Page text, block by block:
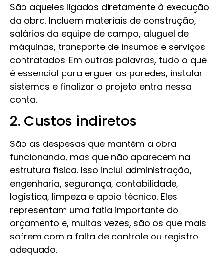
São aqueles ligados diretamente à execução
da obra. Incluem materiais de construção,
salários da equipe de campo, aluguel de
máquinas, transporte de insumos e serviços
contratados. Em outras palavras, tudo o que
é essencial para erguer as paredes, instalar
sistemas e finalizar o projeto entra nessa
conta.
2. Custos indiretos
São as despesas que mantêm a obra
funcionando, mas que não aparecem na
estrutura física. Isso inclui administração,
engenharia, segurança, contabilidade,
logística, limpeza e apoio técnico. Eles
representam uma fatia importante do
orçamento e, muitas vezes, são os que mais
sofrem com a falta de controle ou registro
adequado.